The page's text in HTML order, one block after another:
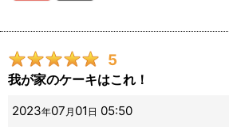
5
我が家のケーキはこれ！
2023年07 月 01 日 05:50